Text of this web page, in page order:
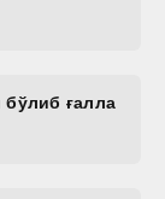
ғалла